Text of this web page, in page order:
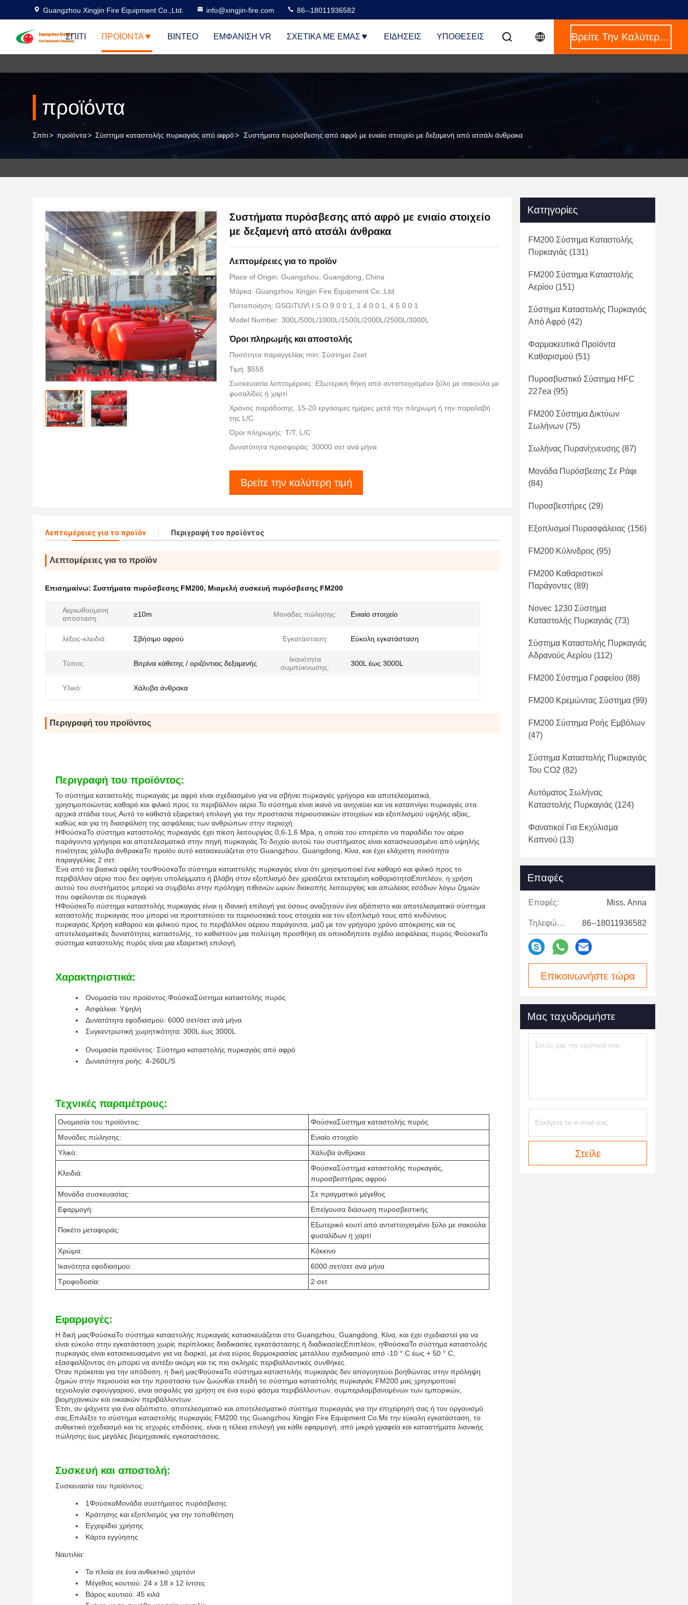
Guangzhou Xingjin Fire Equipment Co.,Ltd. info@xingjin-fire.com 86--18011936582
ΣΠΊΤΙ ΠΡΟΪΌΝΤΑ ΒΊΝΤΕΟ ΕΜΦΆΝΙΣΗ VR ΣΧΕΤΙΚΆ ΜΕ ΕΜΆΣ ΕΙΔΉΣΕΙΣ ΥΠΟΘΈΣΕΙΣ Βρείτε Την Καλύτερη Τιμή
προϊόντα
Σπίτι> προϊόντα> Σύστημα καταστολής πυρκαγιάς από αφρό> Συστήματα πυρόσβεσης από αφρό με ενιαίο στοιχείο με δεξαμενή από ατσάλι άνθρακα
Συστήματα πυρόσβεσης από αφρό με ενιαίο στοιχείο
με δεξαμενή από ατσάλι άνθρακα
Λεπτομέρειες για το προϊόν
Place of Origin: Guangzhou, Guangdong, China
Μάρκα: Guangzhou Xingjin Fire Equipment Co.,Ltd.
Πιστοποίηση: GSG\TUV\ I S O 9 0 0 1, 1 4 0 0 1, 4 5 0 0 1
Model Number: 300L/500L/1000L/1500L/2000L/2500L/3000L
Όροι πληρωμής και αποστολής
Ποσότητα παραγγελίας min: Σύστημα 2set
Τιμή: $558
Συσκευασία λεπτομέρειες: Εξωτερική θήκη από αντιστοιχισμένο ξύλο με σακούλα με
φυσαλίδες ή χαρτί
Χρόνος παράδοσης: 15-20 εργάσιμες ημέρες μετά την πληρωμή ή την παραλαβή
της L/C
Όροι πληρωμής: T/T, L/C
Δυνατότητα προσφοράς: 30000 σετ ανά μήνα
Βρείτε την καλύτερη τιμή
Λεπτομέρειες για το προϊόν Περιγραφή του προϊόντος
Λεπτομέρειες για το προϊόν
Επισημαίνω: Συστήματα πυρόσβεσης FM200, Μιαμελή συσκευή πυρόσβεσης FM200
Αεριωθούμενη
απόσταση:
≥10m Μονάδες πώλησης: Ενιαίο στοιχείο
λέξεις-κλειδιά: Σβήσιμο αφρού Εγκατάσταση: Εύκολη εγκατάσταση
Τύπος: Βιτρίνα κάθετης / οριζόντιας δεξαμενής
Ικανότητα
συμπύκνωσης:
300L έως 3000L
Υλικό: Χάλυβα άνθρακα
Περιγραφή του προϊόντος
Περιγραφή του προϊόντος:
Το σύστημα καταστολής πυρκαγιάς με αφρό είναι σχεδιασμένο για να σβήνει πυρκαγιές γρήγορα και αποτελεσματικά,
χρησιμοποιώντας καθαρό και φιλικό προς το περιβάλλον αέριο.Το σύστημα είναι ικανό να ανιχνεύει και να καταπνίγει πυρκαγιές στα
αρχικά στάδια τους.Αυτό το καθιστά εξαιρετική επιλογή για την προστασία περιουσιακών στοιχείων και εξοπλισμού υψηλής αξίας,
καθώς και για τη διασφάλιση της ασφάλειας των ανθρώπων στην περιοχή.
ΗΦούσκαΤο σύστημα καταστολής πυρκαγιάς έχει πίεση λειτουργίας 0,6-1,6 Mpa, η οποία του επιτρέπει να παραδίδει τον αέριο
παράγοντα γρήγορα και αποτελεσματικά στην πηγή πυρκαγιάς.Το δοχείο αυτού του συστήματος είναι κατασκευασμένο από υψηλής
ποιότητας χάλυβα άνθρακαΤο προϊόν αυτό κατασκευάζεται στο Guangzhou, Guangdong, Κίνα, και έχει ελάχιστη ποσότητα
παραγγελίας 2 σετ.
Ένα από τα βασικά οφέλη τουΦούσκαΤο σύστημα καταστολής πυρκαγιάς είναι ότι χρησιμοποιεί ένα καθαρό και φιλικό προς το
περιβάλλον αέριο που δεν αφήνει υπολείμματα ή βλάβη στον εξοπλισμό.δεν χρειάζεται εκτεταμένη καθαριότηταΕπιπλέον, η χρήση
αυτού του συστήματος μπορεί να συμβάλει στην πρόληψη πιθανών ωρών διακοπής λειτουργίας και απώλειας εσόδων λόγω ζημιών
που οφείλονται σε πυρκαγιά.
ΗΦούσκαΤο σύστημα καταστολής πυρκαγιάς είναι η ιδανική επιλογή για όσους αναζητούν ένα αξιόπιστο και αποτελεσματικό σύστημα
καταστολής πυρκαγιάς που μπορεί να προστατεύσει τα περιουσιακά τους στοιχεία και τον εξοπλισμό τους από κινδύνους
πυρκαγιάς.Χρήση καθαρού και φιλικού προς το περιβάλλον αέριου παράγοντα, μαζί με τον γρήγορο χρόνο απόκρισης και τις
αποτελεσματικές δυνατότητες καταστολής, το καθιστούν μια πολύτιμη προσθήκη σε οποιοδήποτε σχέδιο ασφάλειας πυρός. ΦούσκαΤο
σύστημα καταστολής πυρός είναι μια εξαιρετική επιλογή.
Χαρακτηριστικά:
Ονομασία του προϊόντος:ΦούσκαΣύστημα καταστολής πυρός
Ασφάλεια: Υψηλή
Δυνατότητα εφοδιασμού: 6000 σετ/σετ ανά μήνα
Συγκεντρωτική χωρητικότητα: 300L έως 3000L
Ονομασία προϊόντος: Σύστημα καταστολής πυρκαγιάς από αφρό
Δυνατότητα ροής: 4-260L/S
Τεχνικές παραμέτρους:
Ονομασία του προϊόντος: ΦούσκαΣύστημα καταστολής πυρός
Μονάδες πώλησης:
Ενιαίο στοιχείο
Υλικό:
Χάλυβα άνθρακα
Κλειδιά:
ΦούσκαΣύστημα καταστολής πυρκαγιάς,
πυροσβεστήρας αφρού
Μονάδα συσκευασίας:
Σε πραγματικό μέγεθος
Εφαρμογή:
Επείγουσα διάσωση πυροσβεστικής
Πακέτο μεταφοράς:
Εξωτερικό κουτί από αντιστοιχισμένο ξύλο με σακούλα
φυσαλίδων ή χαρτί
Χρώμα:
Κόκκινο
Ικανότητα εφοδιασμού:
6000 σετ/σετ ανά μήνα
Τροφοδοσία:
2 σετ
Εφαρμογές:
Η δική μαςΦούσκαΤο σύστημα καταστολής πυρκαγιάς κατασκευάζεται στο Guangzhou, Guangdong, Κίνα, και έχει σχεδιαστεί για να
είναι εύκολο στην εγκατάσταση.χωρίς περίπλοκες διαδικασίες εγκατάστασης ή διαδικασίεςΕπιπλέον, ηΦούσκαΤο σύστημα καταστολής
πυρκαγιάς είναι κατασκευασμένο για να διαρκεί, με ένα εύρος θερμοκρασίας μετάλλου σχεδιασμού από -10 ° C έως + 50 ° C,
εξασφαλίζοντας ότι μπορεί να αντέξει ακόμη και τις πιο σκληρές περιβαλλοντικές συνθήκες.
Όταν πρόκειται για την απόδοση, η δική μαςΦούσκαΤο σύστημα καταστολής πυρκαγιάς δεν απογοητεύει.βοηθώντας στην πρόληψη
ζημιών στην περιουσία και την προστασία των ζωώνΚαι επειδή το σύστημα καταστολής πυρκαγιάς FM200 μας χρησιμοποιεί
τεχνολογία σφουγγαριού, είναι ασφαλές για χρήση σε ένα ευρύ φάσμα περιβάλλοντων, συμπεριλαμβανομένων των εμπορικών,
βιομηχανικών και οικιακών περιβάλλοντων.
Έτσι, αν ψάχνετε για ένα αξιόπιστο, αποτελεσματικό και αποτελεσματικό σύστημα πυρκαγιάς για την επιχείρησή σας ή τον οργανισμό
σας,Επιλέξτε το σύστημα καταστολής πυρκαγιάς FM200 της Guangzhou Xingjin Fire Equipment Co.Με την εύκολη εγκατάσταση, το
ανθεκτικό σχεδιασμό και τις ισχυρές επιδόσεις, είναι η τέλεια επιλογή για κάθε εφαρμογή, από μικρά γραφεία και καταστήματα λιανικής
πώλησης έως μεγάλες βιομηχανικές εγκαταστάσεις.
Συσκευή και αποστολή:
Συσκευασία του προϊόντος:
1ΦούσκαΜονάδα συστήματος πυρόσβεσης
Κράτησης και εξοπλισμός για την τοποθέτηση
Εγχειρίδιο χρήσης
Κάρτα εγγύησης
Ναυτιλία:
Τα πλοία σε ένα ανθεκτικό χαρτόνι
Μέγεθος κουτιού: 24 x 18 x 12 ίντσες
Βάρος κουτιού: 45 κιλά
Κατηγορίες
FM200 Σύστημα Καταστολής
Πυρκαγιάς (131)
FM200 Σύστημα Καταστολής
Αερίου (151)
Σύστημα Καταστολής Πυρκαγιάς
Από Αφρό (42)
Φαρμακευτικά Προϊόντα
Καθαρισμού (51)
Πυροσβυστικό Σύστημα HFC
227ea (95)
FM200 Σύστημα Δικτύων
Σωλήνων (75)
Σωλήνας Πυρανίχνευσης (87)
Μονάδα Πυρόσβεσης Σε Ράφι
(84)
Πυροσβεστήρες (29)
Εξοπλισμοί Πυρασφάλειας (156)
FM200 Κύλινδρος (95)
FM200 Καθαριστικοί
Παράγοντες (89)
Novec 1230 Σύστημα
Καταστολής Πυρκαγιάς (73)
Σύστημα Καταστολής Πυρκαγιάς
Αδρανούς Αερίου (112)
FM200 Σύστημα Γραφείου (88)
FM200 Κρεμώντας Σύστημα (99)
FM200 Σύστημα Ροής Εμβόλων
(47)
Σύστημα Καταστολής Πυρκαγιάς
Του CO2 (82)
Αυτόματος Σωλήνας
Καταστολής Πυρκαγιάς (124)
Φανατικοί Για Εκχύλισμα
Καπνού (13)
Επαφές
Επαφές: Miss. Anna
Τηλεφώνημα: 86--18011936582
Επικοινωνήστε τώρα
Μας ταχυδρομήστε
Στείλε